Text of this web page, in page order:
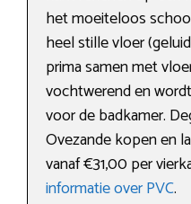
het moeiteloos
heel stille vloer
prima samen met
vochtwerend en
voor de badkamer.
Ovezande kopen en
vanaf €31,00 per
informatie over PVC.